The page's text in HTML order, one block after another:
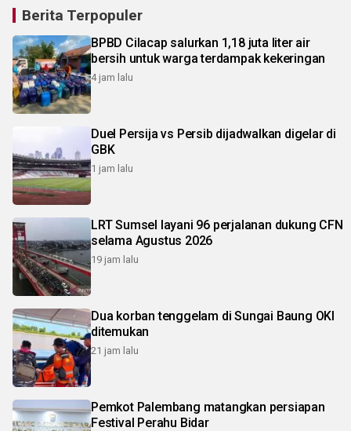
Berita Terpopuler
BPBD Cilacap salurkan 1,18 juta liter air
bersih untuk warga terdampak kekeringan
4 jam lalu
Duel Persija vs Persib dijadwalkan digelar di
GBK
1 jam lalu
LRT Sumsel layani 96 perjalanan dukung CFN
selama Agustus 2026
19 jam lalu
Dua korban tenggelam di Sungai Baung OKI
ditemukan
21 jam lalu
Pemkot Palembang matangkan persiapan
Festival Perahu Bidar